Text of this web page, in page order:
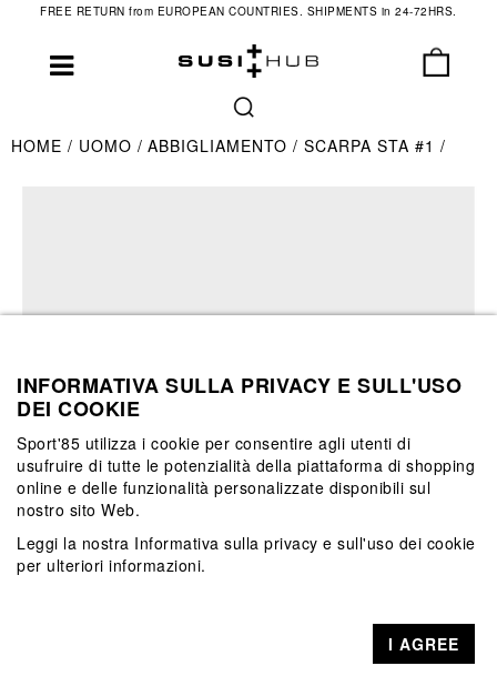
FREE RETURN from EUROPEAN COUNTRIES. SHIPMENTS in 24-72HRS.
HOME UOMO ABBIGLIAMENTO SCARPA STA #1
INFORMATIVA SULLA PRIVACY E SULL'USO
DEI COOKIE
Sport'85 utilizza i cookie per consentire agli utenti di
usufruire di tutte le potenzialità della piattaforma di shopping
online e delle funzionalità personalizzate disponibili sul
nostro sito Web.
Leggi la nostra Informativa sulla privacy e sull'uso dei cookie
per ulteriori informazioni.
I AGREE